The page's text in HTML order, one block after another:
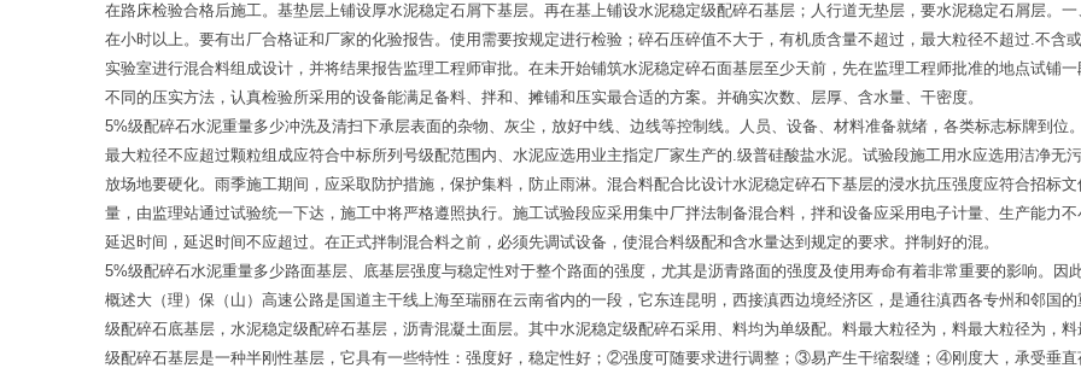
在路床检验合格后施工。基垫层上铺设厚水泥稳定石屑下基层。再在基上铺设水泥稳定级配碎石基层；人行道无垫层，要水泥稳定石屑层。
在小时以上。要有出厂合格证和厂家的化验报告。使用需要按规定进行检验；碎石压碎值不大于，有机质含量不超过，最大粒径不超过.不含
实验室进行混合料组成设计，并将结果报告监理工程师审批。在未开始铺筑水泥稳定碎石面基层至少天前，先在监理工程师批准的地点试铺
不同的压实方法，认真检验所采用的设备能满足备料、拌和、摊铺和压实最合适的方案。并确实次数、层厚、含水量、干密度。
5%级配碎石水泥重量多少冲洗及清扫下承层表面的杂物、灰尘，放好中线、边线等控制线。人员、设备、材料准备就绪，各类标志标牌到
最大粒径不应超过颗粒组成应符合中标所列号级配范围内、水泥应选用业主指定厂家生产的.级普硅酸盐水泥。试验段施工用水应选用洁净无
放场地要硬化。雨季施工期间，应采取防护措施，保护集料，防止雨淋。混合料配合比设计水泥稳定碎石下基层的浸水抗压强度应符合招标
量，由监理站通过试验统一下达，施工中将严格遵照执行。施工试验段应采用集中厂拌法制备混合料，拌和设备应采用电子计量、生产能力
延迟时间，延迟时间不应超过。在正式拌制混合料之前，必须先调试设备，使混合料级配和含水量达到规定的要求。拌制好的混。
5%级配碎石水泥重量多少路面基层、底基层强度与稳定性对于整个路面的强度，尤其是沥青路面的强度及使用寿命有着非常重要的影响。
概述大（理）保（山）高速公路是国道主干线上海至瑞丽在云南省内的一段，它东连昆明，西接滇西边境经济区，是通往滇西各专州和邻国
级配碎石底基层，水泥稳定级配碎石基层，沥青混凝土面层。其中水泥稳定级配碎石采用、料均为单级配。料最大粒径为，料最大粒径为，
级配碎石基层是一种半刚性基层，它具有一些特性：强度好，稳定性好；②强度可随要求进行调整；③易产生干缩裂缝；④刚度大，承受垂